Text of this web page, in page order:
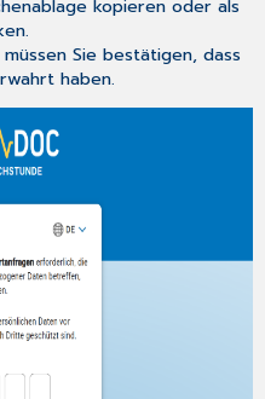
kopieren oder als
Sie bestätigen, dass
haben.